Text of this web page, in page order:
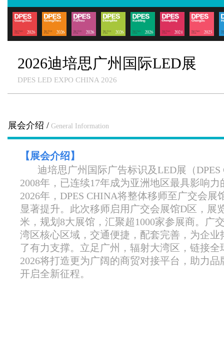
2026迪培思广州国际LED展
DPES LED EXPO CHINA 2026
展会介绍 / General Information
【 展会介绍】
迪培思广州国际广告标识及LED展（DPES
2008年，已连续17年成为亚洲地区最具影响
2026年，DPES CHINA将整体移师至广交会展
显著提升。此次移师启用广交会展馆D区，展
米，规划8大展馆，汇聚超1000家参展商。广
湾区核心区域，交通便捷，配套完善，为企业
了有力支撑。立足广州，辐射大湾区，链接全
2026将打造更为广阔的商贸对接平台，助力
开启全新征程。